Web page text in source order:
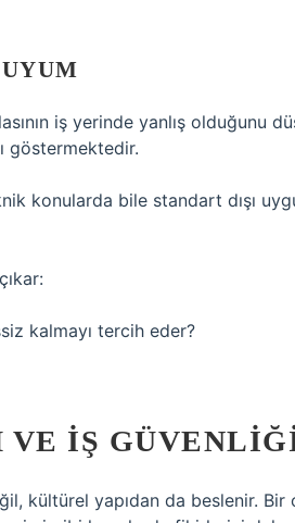
iş yerinde yanlış olduğunu
göstermektedir.
konularda bile standart dışı
kalmayı tercih eder?
VE İŞ
kültürel yapıdan da beslenir. Bir